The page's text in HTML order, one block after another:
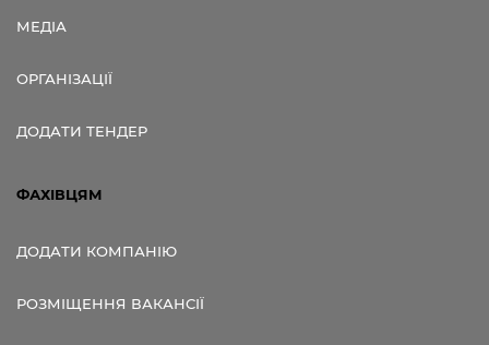
МЕДІА
ОРГАНІЗАЦІЇ
ДОДАТИ ТЕНДЕР
ФАХІВЦЯМ
ДОДАТИ КОМПАНІЮ
РОЗМІЩЕННЯ ВАКАНСІЇ